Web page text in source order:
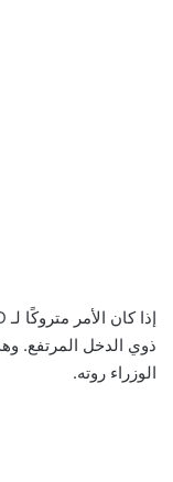
ذوي الدخل المرتفع.
الوزراء روته.